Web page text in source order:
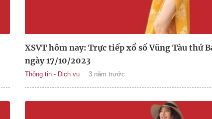
XSVT hôm nay: Trực tiếp xổ số Vũng Tàu thứ
ngày 17/10/2023
Thông tin - Dịch vụ 3 năm trước